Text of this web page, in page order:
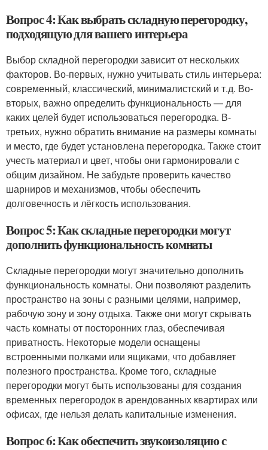
Вопрос 4: Как выбрать складную перегородку,
подходящую для вашего интерьера
Выбор складной перегородки зависит от нескольких
факторов. Во-первых, нужно учитывать стиль интерьера:
современный, классический, минималистский и т.д. Во-
вторых, важно определить функциональность — для
каких целей будет использоваться перегородка. В-
третьих, нужно обратить внимание на размеры комнаты
и место, где будет установлена перегородка. Также стоит
учесть материал и цвет, чтобы они гармонировали с
общим дизайном. Не забудьте проверить качество
шарниров и механизмов, чтобы обеспечить
долговечность и лёгкость использования.
Вопрос 5: Как складные перегородки могут
дополнить функциональность комнаты
Складные перегородки могут значительно дополнить
функциональность комнаты. Они позволяют разделить
пространство на зоны с разными целями, например,
рабочую зону и зону отдыха. Также они могут скрывать
часть комнаты от посторонних глаз, обеспечивая
приватность. Некоторые модели оснащены
встроенными полками или ящиками, что добавляет
полезного пространства. Кроме того, складные
перегородки могут быть использованы для создания
временных перегородок в арендованных квартирах или
офисах, где нельзя делать капитальные изменения.
Вопрос 6: Как обеспечить звукоизоляцию с